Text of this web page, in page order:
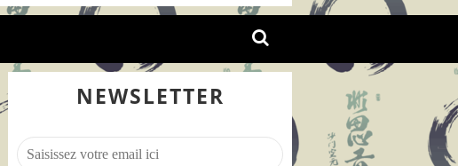
NEWSLETTER